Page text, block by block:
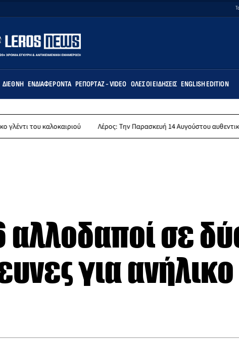
ΔΙΕΘΝΉ ΕΝΔΙΑΦΈΡΟΝΤΑ ΡΕΠΟΡΤΆΖ - VIDEO ΌΛΕΣ ΟΙ ΕΙΔΉΣΕΙΣ ENGLISH EDITION
Λέρος: Την Παρασκευή 14 Αυγούστου αυθεντικό νησιώτικο
σε
για ανήλικο